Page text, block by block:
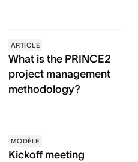
ARTICLE
What is the PRINCE2
project management
methodology?
MODÈLE
Kickoff meeting